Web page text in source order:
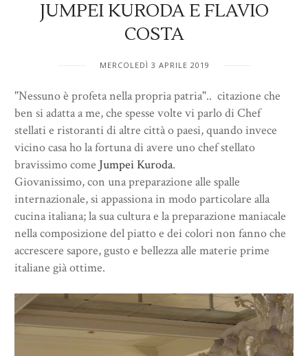
JUMPEI KURODA E FLAVIO
COSTA
MERCOLEDÌ 3 APRILE 2019
"Nessuno è profeta nella propria patria".. citazione che
ben si adatta a me, che spesse volte vi parlo di Chef
stellati e ristoranti di altre città o paesi, quando invece
vicino casa ho la fortuna di avere uno chef stellato
bravissimo come Jumpei Kuroda.
Giovanissimo, con una preparazione alle spalle
internazionale, si appassiona in modo particolare alla
cucina italiana; la sua cultura e la preparazione maniacale
nella composizione del piatto e dei colori non fanno che
accrescere sapore, gusto e bellezza alle materie prime
italiane già ottime.